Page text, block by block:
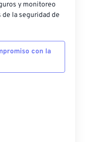
y monitoreo
la seguridad de
con la